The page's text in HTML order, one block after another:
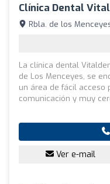
Clínica Dental
Rbla. de los
La clínica dental
de Los Menceyes, se
un área de fácil acceso
comunicación y muy
Ver e-mail